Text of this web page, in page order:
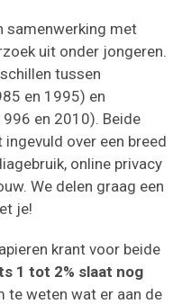
samenwerking met
uit onder jongeren.
tussen
en 1995) en
en 2010). Beide
over een breed
online privacy
We delen graag een
je!
krant voor beide
1 tot 2% slaat nog
te weten wat er aan de